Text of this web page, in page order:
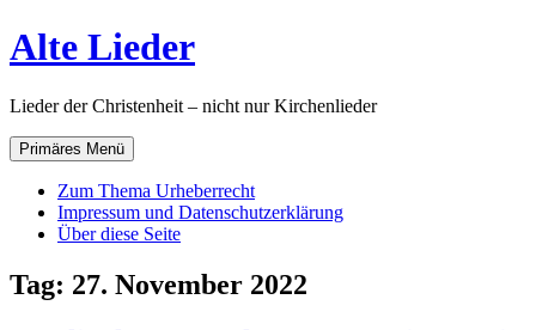
Zum
Inhalt
Alte Lieder
Lieder der Christenheit – nicht nur Kirchenlieder
Primäres Menü
Zum Thema Urheberrecht
Impressum und Datenschutzerklärung
Über diese Seite
Tag: 27. November 2022